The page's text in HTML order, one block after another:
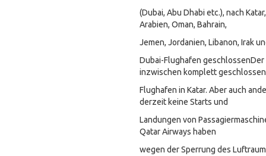
(Dubai, Abu Dhabi etc.), nach
Arabien, Oman, Bahrain,
Jemen, Jordanien, Libanon, Irak
Dubai-Flughafen
inzwischen komplett
Flughafen in Katar. Aber auch
derzeit keine Starts und
Landungen von
Qatar Airways haben
wegen der Sperrung des